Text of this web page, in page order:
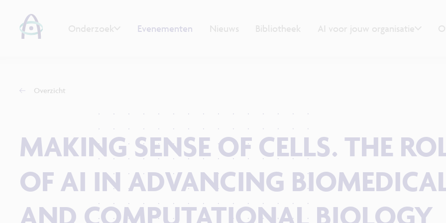
Onderzoek Evenementen Nieuws Bibliotheek AI voor jouw organisatie
Overzicht
MAKING SENSE OF CELLS. THE
OF AI IN ADVANCING